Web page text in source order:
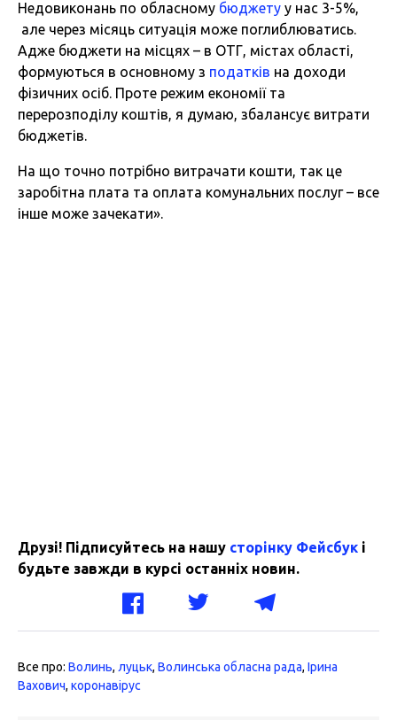
Недовиконань по обласному бюджету у нас 3-5%,
але через місяць ситуація може поглиблюватись.
Адже бюджети на місцях – в ОТГ, містах області,
формуються в основному з податків на доходи
фізичних осіб. Проте режим економії та
перерозподілу коштів, я думаю, збалансує витрати
бюджетів.
На що точно потрібно витрачати кошти, так це
заробітна плата та оплата комунальних послуг – все
інше може зачекати».
Друзі! Підписуйтесь на нашу сторінку Фейсбук і
будьте завжди в курсі останніх новин.
Все про: Волинь, луцьк, Волинська обласна рада, Ірина
Вахович, коронавірус